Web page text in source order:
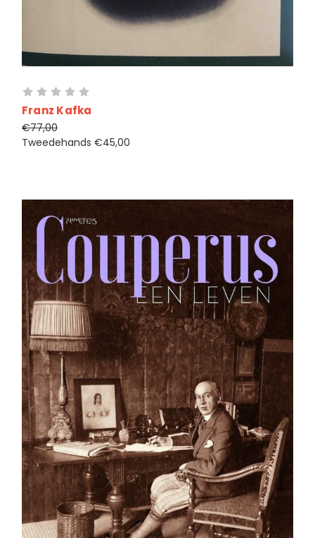
Franz Kafka
€77,00
Tweedehands €45,00